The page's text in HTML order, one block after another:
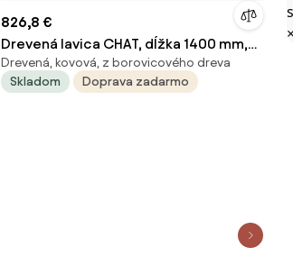
826,8 €
Drevená lavica CHAT, dĺžka 1400 mm,
antracitový rám, dub
Drevená, kovová, z borovicového dreva
Skladom
Doprava zadarmo